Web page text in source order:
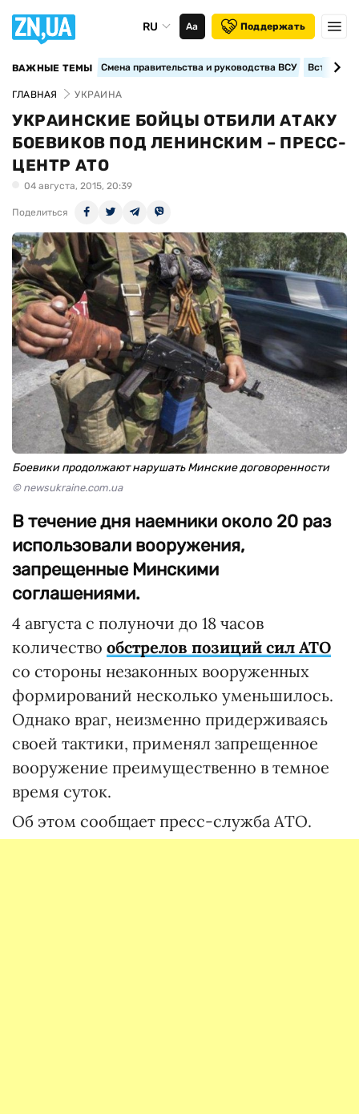
RU Аа Поддержать
ВАЖНЫЕ ТЕМЫ Смена правительства и руководства ВСУ
ГЛАВНАЯ УКРАИНА
УКРАИНСКИЕ БОЙЦЫ ОТБИЛИ АТАКУ
БОЕВИКОВ ПОД ЛЕНИНСКИМ – ПРЕСС-
ЦЕНТР АТО
04 августа, 2015, 20:39
Поделиться
Боевики продолжают нарушать Минские договоренности
© newsukraine.com.ua
В течение дня наемники около 20 раз
использовали вооружения,
запрещенные Минскими
соглашениями.
4 августа с полуночи до 18 часов
количество обстрелов позиций сил АТО
со стороны незаконных вооруженных
формирований несколько уменьшилось.
Однако враг, неизменно придерживаясь
своей тактики, применял запрещенное
вооружение преимущественно в темное
время суток.
Об этом сообщает пресс-служба АТО.